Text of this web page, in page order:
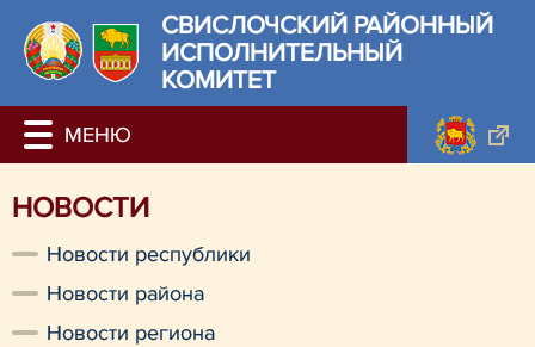
СВИСЛОЧСКИЙ РАЙОННЫЙ
ИСПОЛНИТЕЛЬНЫЙ
КОМИТЕТ
НОВОСТИ
Новости республики
Новости района
Новости региона